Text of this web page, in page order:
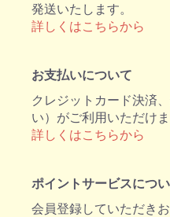
発送いたします。
詳しくはこちらから
お支払いについて
クレジットカード決済
い）がご利用いただけま
詳しくはこちらから
ポイントサービスにつ
会員登録していただき